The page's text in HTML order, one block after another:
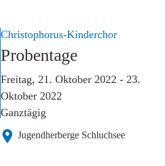
Christophorus-Kinderchor
Probentage
Freitag, 21. Oktober 2022 - 23.
Oktober 2022
Ganztägig
Jugendherberge Schluchsee